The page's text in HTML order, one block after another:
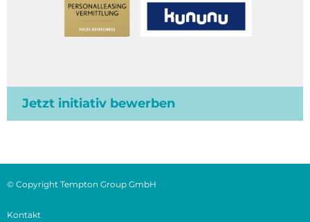
Jetzt initiativ bewerben
© Copyright Tempton Group GmbH
Kontakt